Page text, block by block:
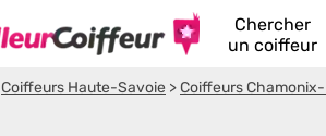
Chercher
un coiffeur
Coiffeurs Haute-Savoie >Coiffeurs